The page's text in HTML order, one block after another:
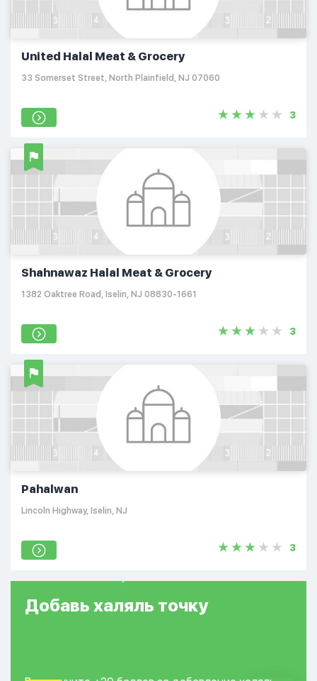
United Halal Meat & Grocery
33 Somerset Street, North Plainfield, NJ 07060
3
Shahnawaz Halal Meat & Grocery
1382 Oaktree Road, Iselin, NJ 08830-1661
3
Pahalwan
Lincoln Highway, Iselin, NJ
3
Добавь халяль точку